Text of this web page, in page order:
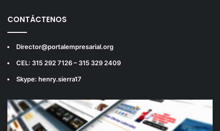
CONTÁCTENOS
Director@portalempresarial.org
CEL: 315 292 7126 – 315 329 2409
Skype: henry.sierra17
Reproductor
de
vídeo